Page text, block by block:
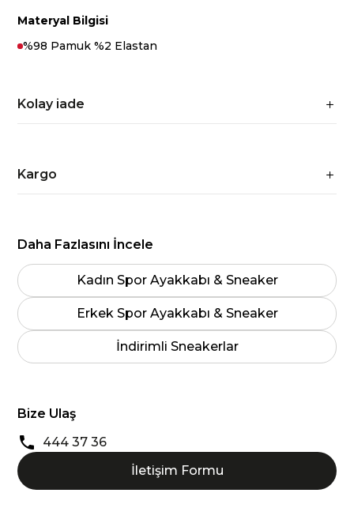
Materyal Bilgisi
%98 Pamuk %2 Elastan
Kolay iade
Kargo
Daha Fazlasını İncele
Kadın Spor Ayakkabı & Sneaker
Erkek Spor Ayakkabı & Sneaker
İndirimli Sneakerlar
Bize Ulaş
444 37 36
İletişim Formu